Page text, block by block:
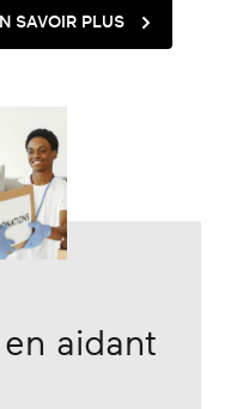
SAVOIR PLUS
aidant